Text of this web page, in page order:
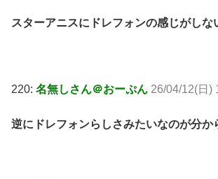
スターアニスにドレフォンの感じがしな
220: 名無しさん＠おーぷん 26/04/12(日)
逆にドレフォンらしさみたいなのが分か